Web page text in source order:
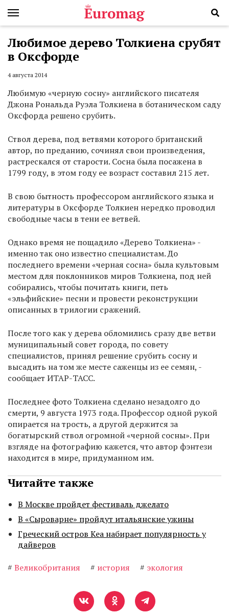
Любимое дерево Толкиена срубят
в Оксфорде
4 августа 2014
Любимую «черную сосну» английского писателя
Джона Рональда Руэла Толкиена в ботаническом саду
Оксфорда решено срубить.
Ствол дерева, под ветвями которого британский
автор, по преданию, сочинял свои произведения,
растрескался от старости. Сосна была посажена в
1799 году, в этом году ее возраст составил 215 лет.
В свою бытность профессором английского языка и
литературы в Оксфорде Толкиен нередко проводил
свободные часы в тени ее ветвей.
Однако время не пощадило «Дерево Толкиена» -
именно так оно известно специалистам. До
последнего времени «черная сосна» была культовым
местом для поклонников миров Толкиена, под ней
собирались, чтобы почитать книги, петь
«эльфийские» песни и провести реконструкции
описанных в трилогии сражений.
После того как у дерева обломились сразу две ветви
муниципальный совет города, по совету
специалистов, принял решение срубить сосну и
высадить на том же месте саженцы из ее семян, -
сообщает ИТАР-ТАСС.
Последнее фото Толкиена сделано незадолго до
смерти, 9 августа 1973 года. Профессор одной рукой
опирается на трость, а другой держится за
богатырский ствол огромной «черной сосны». При
взгляде на фотографию кажется, что автор фэнтези
находится в мире, придуманном им.
Читайте также
В Москве пройдет фестиваль джелато
В «Сыроварне» пройдут итальянские ужины
Греческий остров Кеа набирает популярность у
дайверов
# Великобритания # история # экология